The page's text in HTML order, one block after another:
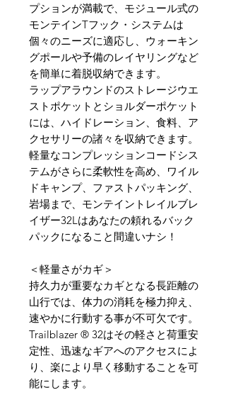
プションが満載で、モジュール式の
モンテインTフック・システムは
個々のニーズに適応し、ウォーキン
グポールや予備のレイヤリングなど
を簡単に着脱収納できます。
ラップアラウンドのストレージウエ
ストポケットとショルダーポケット
には、ハイドレーション、食料、ア
クセサリーの諸々を収納できます。
軽量なコンプレッションコードシス
テムがさらに柔軟性を高め、ワイル
ドキャンプ、ファストパッキング、
岩場まで、モンテイントレイルブレ
イザー32Lはあなたの頼れるバック
パックになること間違いナシ！
＜軽量さがカギ＞
持久力が重要なカギとなる長距離の
山行では、体力の消耗を極力抑え、
速やかに行動する事が不可欠です。
Trailblazer ® 32はその軽さと荷重安
定性、迅速なギアへのアクセスによ
り、楽により早く移動することを可
能にします。